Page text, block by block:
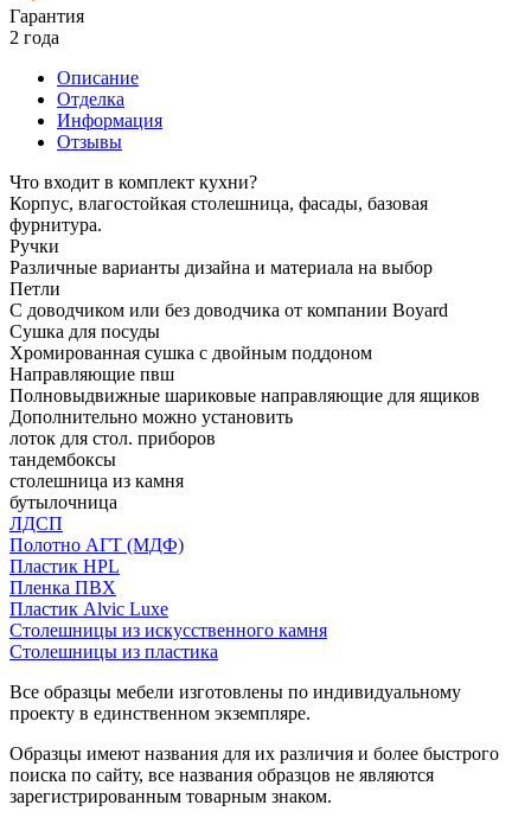
Гарантия
2 года
Описание
Отделка
Информация
Отзывы
Что входит в комплект кухни?
Корпус, влагостойкая столешница, фасады, базовая
фурнитура.
Ручки
Различные варианты дизайна и материала на выбор
Петли
С доводчиком или без доводчика от компании Boyard
Сушка для посуды
Хромированная сушка с двойным поддоном
Направляющие пвш
Полновыдвижные шариковые направляющие для ящиков
Дополнительно можно установить
лоток для стол. приборов
тандембоксы
столешница из камня
бутылочница
ЛДСП
Полотно АГТ (МДФ)
Пластик HPL
Пленка ПВХ
Пластик Alvic Luxe
Столешницы из искусственного камня
Столешницы из пластика
Все образцы мебели изготовлены по индивидуальному
проекту в единственном экземпляре.
Образцы имеют названия для их различия и более быстрого
поиска по сайту, все названия образцов не являются
зарегистрированным товарным знаком.